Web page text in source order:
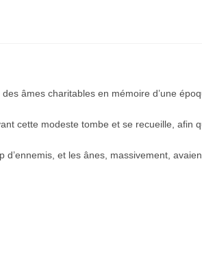
âmes charitables en mémoire d’une
cette modeste tombe et se recueille, afin
et les ânes, massivement,